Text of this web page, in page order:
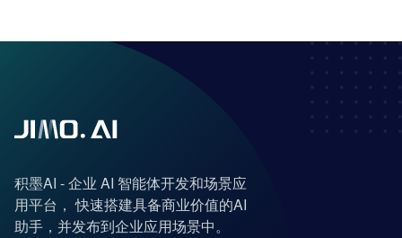
积墨AI - 企业 AI 智能体开发和场景应
用平台， 快速搭建具备商业价值的AI
助手，并发布到企业应用场景中。